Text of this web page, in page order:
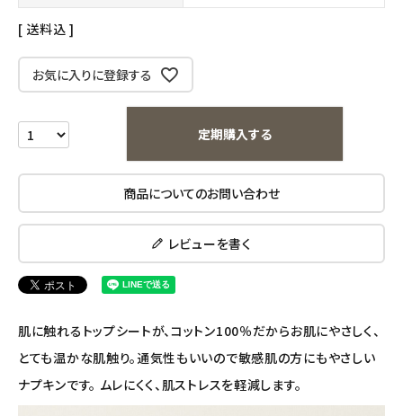
キッチン用品
フード・ドリンク
定期購入
エコリュクス
エコメイト
ナチュラプラス
送料込
お気に入りに登録する
定期購入する
商品についてのお問い合わせ
レビューを書く
肌に触れるトップシートが、コットン100％だからお肌にやさしく、
とても温かな肌触り。通気性もいいので敏感肌の方にもやさしい
ナプキンです。 ムレにくく、肌ストレスを軽減します。